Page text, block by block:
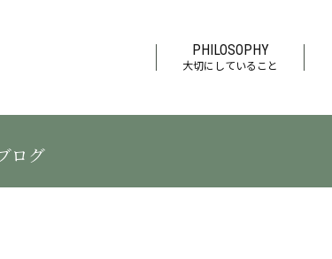
PHILOSOPHY
大切にしていること
ログ